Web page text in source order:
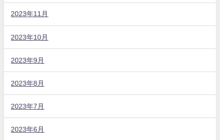
2023年11月
2023年10月
2023年9月
2023年8月
2023年7月
2023年6月